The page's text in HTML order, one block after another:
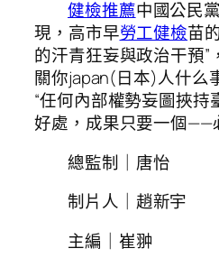
健檢推薦中國公民
現，高市早勞工健檢苗
的汗青狂妄與政治干預”
關你japan(日本)人什么
“任何內部權勢妄圖挾
好處，成果只要一個——
總監制｜唐怡
制片人｜趙新宇
主編｜崔翀